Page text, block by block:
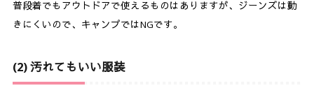
6-3. 冬の服装
キャンプで持っていると便利なアイテム
8. まとめ
普段着でもアウトドアで使えるものはありますが、ジーンズは動
きにくいので、キャンプではNGです。
(2) 汚れてもいい服装